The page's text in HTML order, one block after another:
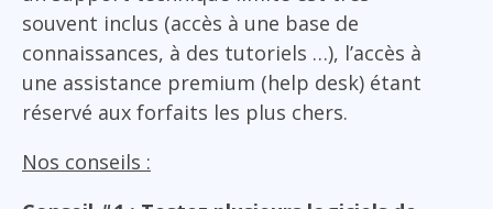
souvent inclus (accès à une base de
connaissances, à des tutoriels …), l’accès à
une assistance premium (help desk) étant
réservé aux forfaits les plus chers.
Nos conseils :